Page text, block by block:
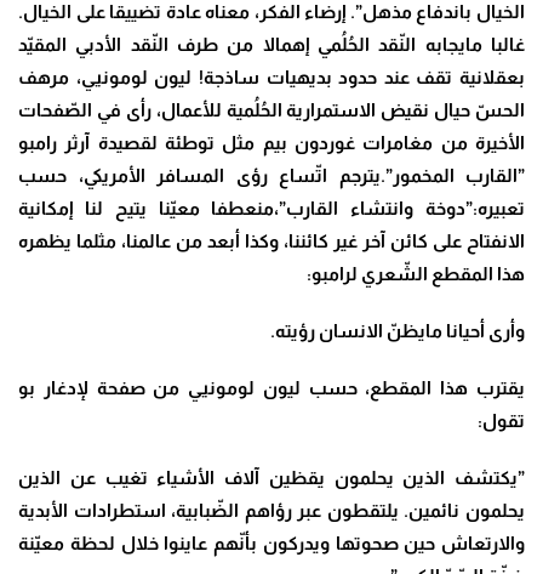
الخيال باندفاع مذهل”. إرضاء الفكر، معناه عادة تضييقا على الخيال.
غالبا مايجابه النّقد الحُلُمي إهمالا من طرف النّقد الأدبي المقيّد
بعقلانية تقف عند حدود بديهيات ساذجة! ليون لومونيي، مرهف
الحسّ حيال نقيض الاستمرارية الحُلُمية للأعمال، رأى في الصّفحات
الأخيرة من مغامرات غوردون بيم مثل توطئة لقصيدة آرثر رامبو
”القارب المخمور”.يترجم اتّساع رؤى المسافر الأمريكي، حسب
تعبيره:”دوخة وانتشاء القارب”،منعطفا معيّنا يتيح لنا إمكانية
الانفتاح على كائن آخر غير كائننا، وكذا أبعد من عالمنا، مثلما يظهره
هذا المقطع الشّعري لرامبو:
وأرى أحيانا مايظنّ الانسان رؤيته.
يقترب هذا المقطع، حسب ليون لومونيي من صفحة لإدغار بو
تقول:
”يكتشف الذين يحلمون يقظين آلاف الأشياء تغيب عن الذين
يحلمون نائمين. يلتقطون عبر رؤاهم الضّبابية، استطرادات الأبدية
والارتعاش حين صحوتها ويدركون بأنّهم عاينوا خلال لحظة معيّنة